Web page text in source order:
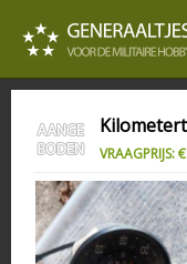
VRAAGPRIJS: